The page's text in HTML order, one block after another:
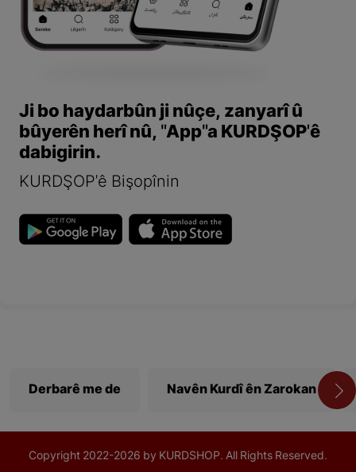
Ji bo haydarbûn ji nûçe, zanyarî û
bûyerên herî nû, "App"a KURDŞOP'ê
dabigirin.
KURDŞOP'ê Bişopînin
Derbarê me de Navên Kurdî ên Zarokan
Copyright 2022-2026 by KURDSHOP. All Rights Reserved.